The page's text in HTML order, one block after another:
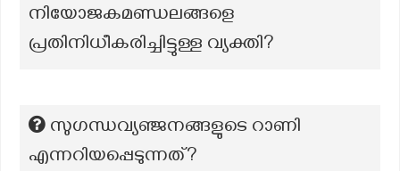
നിയോജകമണ്ഡലങ്ങളെ
പ്രതിനിധീകരിച്ചിട്ടുള്ള വ്യക്തി?
സുഗന്ധവ്യഞ്ജനങ്ങളുടെ റാണി
എന്നറിയപ്പെടുന്നത്?